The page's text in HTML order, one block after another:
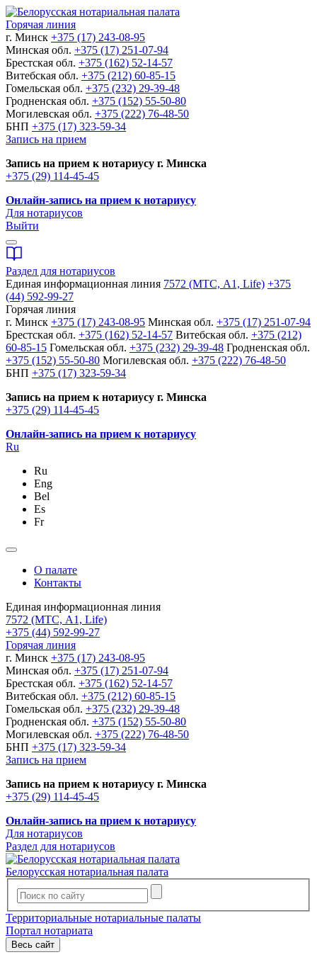
Горячая линия
г. Минск +375 (17) 243-08-95
Минская обл. +375 (17) 251-07-94
Брестская обл. +375 (162) 52-14-57
Витебская обл. +375 (212) 60-85-15
Гомельская обл. +375 (232) 29-39-48
Гродненская обл. +375 (152) 55-50-80
Могилевская обл. +375 (222) 76-48-50
БНП +375 (17) 323-59-34
Запись на прием
Запись на прием к нотариусу г. Минска
+375 (29) 114-45-45
Онлайн-запись на прием к нотариусу
Для нотариусов
Выйти
Раздел для нотариусов
Единая информационная линия 7572 (МТС, A1, Life) +375
(44) 592-99-27
Горячая линия
г. Минск +375 (17) 243-08-95 Минская обл. +375 (17) 251-07-94
Брестская обл. +375 (162) 52-14-57 Витебская обл. +375 (212)
60-85-15 Гомельская обл. +375 (232) 29-39-48 Гродненская обл.
+375 (152) 55-50-80 Могилевская обл. +375 (222) 76-48-50
БНП +375 (17) 323-59-34
Запись на прием к нотариусу г. Минска
+375 (29) 114-45-45
Онлайн-запись на прием к нотариусу
Ru
Ru
Eng
Bel
Es
Fr
О палате
Контакты
Единая информационная линия
7572 (МТС, A1, Life)
+375 (44) 592-99-27
Горячая линия
г. Минск +375 (17) 243-08-95
Минская обл. +375 (17) 251-07-94
Брестская обл. +375 (162) 52-14-57
Витебская обл. +375 (212) 60-85-15
Гомельская обл. +375 (232) 29-39-48
Гродненская обл. +375 (152) 55-50-80
Могилевская обл. +375 (222) 76-48-50
БНП +375 (17) 323-59-34
Запись на прием
Запись на прием к нотариусу г. Минска
+375 (29) 114-45-45
Онлайн-запись на прием к нотариусу
Для нотариусов
Раздел для нотариусов
Белорусская нотариальная палата
Территориальные нотариальные палаты
Портал нотариата
Весь сайт